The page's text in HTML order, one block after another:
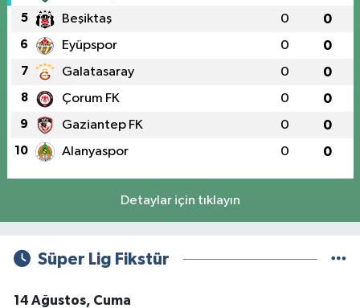
5 Beşiktaş 0 0
6 Eyüpspor 0 0
7 Galatasaray 0 0
8 Çorum FK 0 0
9 Gaziantep FK 0 0
10 Alanyaspor 0 0
Detaylar için tıklayın
Süper Lig Fikstür
14 Ağustos, Cuma